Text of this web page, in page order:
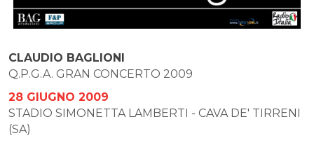
CLAUDIO BAGLIONI
Q.P.G.A. GRAN CONCERTO 2009
28 GIUGNO 2009
STADIO SIMONETTA LAMBERTI - CAVA DE' TIRRENI
(SA)